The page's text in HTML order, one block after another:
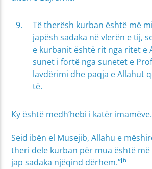
Të therësh kurban është më
japësh sadaka në vlerën e tij,
e kurbanit është rit nga ritet e
sunet i fortë nga sunetet e
lavdërimi dhe paqja e Allahut
të.
Ky është medh’hebi i katër imamëve.
Seid ibën el Musejib, Allahu e
theri dele kurban për mua është më
jap sadaka njëqind dërhem.”[6]